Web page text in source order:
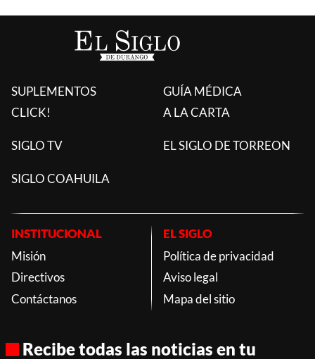
SUPLEMENTOS
CLICK!
GUÍA MÉDICA
A LA CARTA
SIGLO TV EL SIGLO DE TORREON
SIGLO COAHUILA
INSTITUCIONAL
Misión
Directivos
Contáctanos
EL SIGLO
Política de privacidad
Aviso legal
Mapa del sitio
Recibe todas las noticias en tu